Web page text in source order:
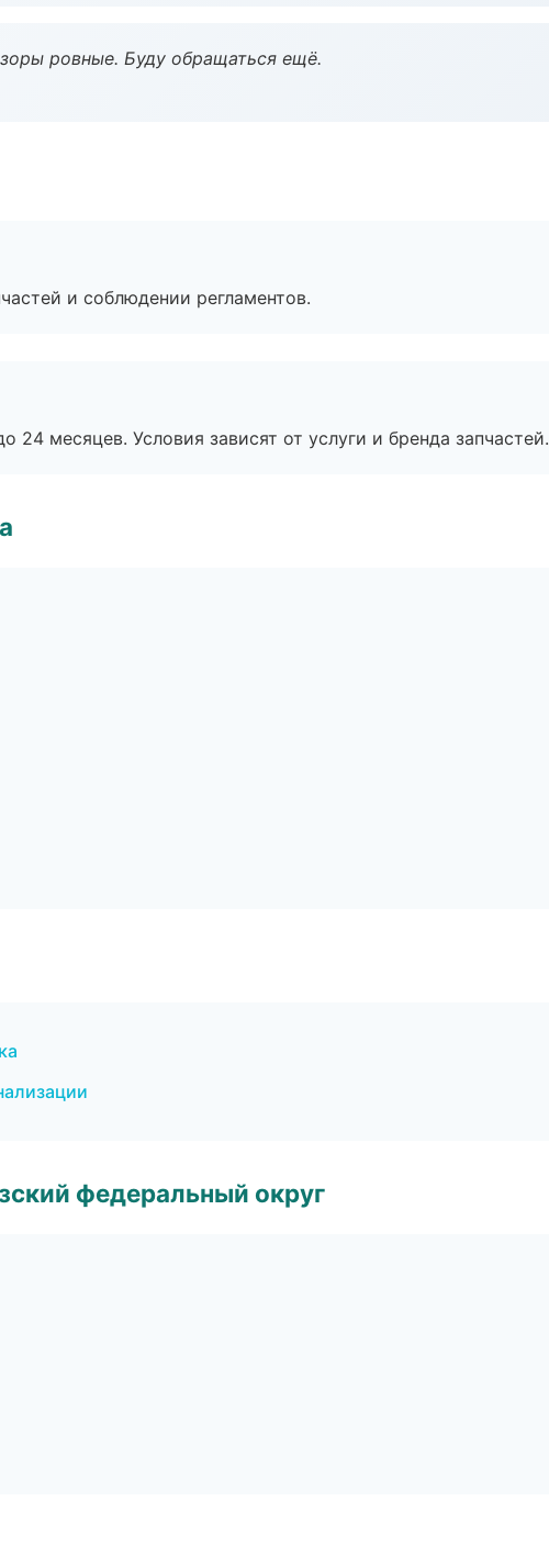
ровные. Буду обращаться ещё.
и соблюдении регламентов.
месяцев. Условия зависят от услуги и бренда запчастей.
федеральный округ